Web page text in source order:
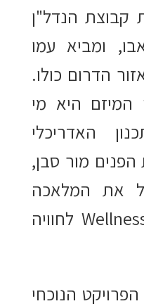
קבוצת הנדל"ן
ומביא עמו
הדרום כולו.
המיזם היא מי
האדריכלי
הפנים מור סבן,
את המלאכה
ולתרגם את חזון ה-Wellness לחוויה
הנוכחי